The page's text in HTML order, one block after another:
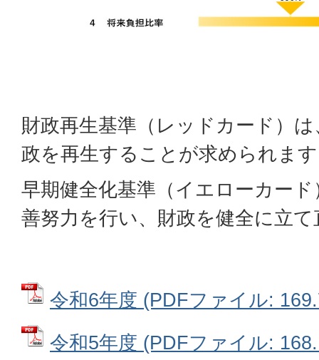
財政再生基準（レッドカード）
政を再生することが求められま
早期健全化基準（イエローカー
善努力を行い、財政を健全に立
令和6年度 (PDFファイル:
令和5年度 (PDFファイル: